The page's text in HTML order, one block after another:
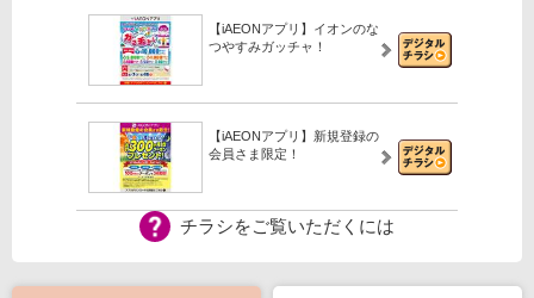
【iAEONアプリ】イオンのな
つやすみガッチャ！
【iAEONアプリ】新規登録の
会員さま限定！
チラシをご覧いただくには